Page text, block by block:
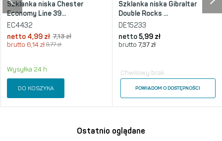
Szklanka niska Chester
Economy Line 39...
EC4432
netto 4,99 zł 7,13 zł
brutto 6,14 zł 8,77 zł
Wysyłka 24 h
DO KOSZYKA
Szklanka niska Gibraltar
Double Rocks ...
DE15233
netto 5,99 zł
brutto 7,37 zł
Chwilowy brak
POWIADOM O DOSTĘPNOŚCI
Ostatnio oglądane